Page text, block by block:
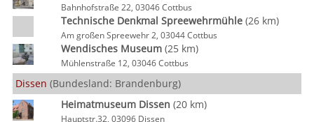
Bahnhofstraße 22, 03046 Cottbus
Technische Denkmal Spreewehrmühle(26 km)
Am großen Spreewehr 2, 03044 Cottbus
Wendisches Museum(25 km)
Mühlenstraße 12, 03046 Cottbus
Dissen (Bundesland: Brandenburg)
Heimatmuseum Dissen (20 km)
Hauptstr.32, 03096 Dissen